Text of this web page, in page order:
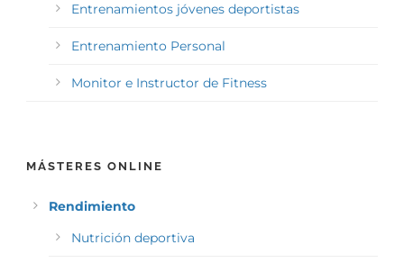
Entrenamientos jóvenes deportistas
Entrenamiento Personal
Monitor e Instructor de Fitness
MÁSTERES ONLINE
Rendimiento
Nutrición deportiva